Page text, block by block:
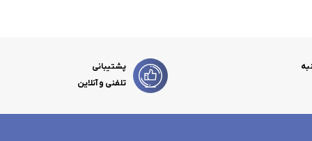
پشتیبانی
تلفنی و آنلاین